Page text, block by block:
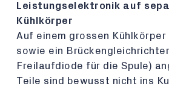
Leistungselektronik auf
Kühlkörper
Auf einem grossen Kühlkörper
sowie ein
Freilaufdiode für die Spule)
Teile sind bewusst nicht ins